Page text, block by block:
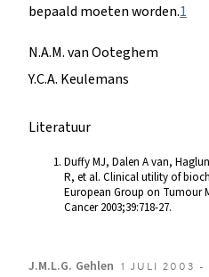
bepaald moeten worden.1
N.A.M. van Ooteghem
Y.C.A. Keulemans
Literatuur
Duffy MJ, Dalen A van,
R, et al. Clinical utility of
European Group on Tumour
Cancer 2003;39:718-27.
J.M.L.G. Gehlen 1 JULI 2003